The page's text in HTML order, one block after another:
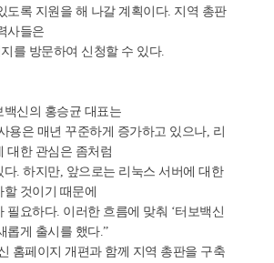
도록 지원을 해 나갈 계획이다. 지역 총판
사들은
를 방문하여 신청할 수 있다.
백신의 홍승균 대표는
용은 매년 꾸준하게 증가하고 있으나, 리
대한 관심은 좀처럼
다. 하지만, 앞으로는 리눅스 서버에 대한
것이기 때문에
필요하다. 이러한 흐름에 맞춰 ‘터보백신
롭게 출시를 했다.”
홈페이지 개편과 함께 지역 총판을 구축